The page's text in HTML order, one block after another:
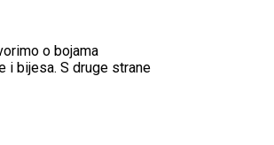
o bojama
i bijesa. S druge strane